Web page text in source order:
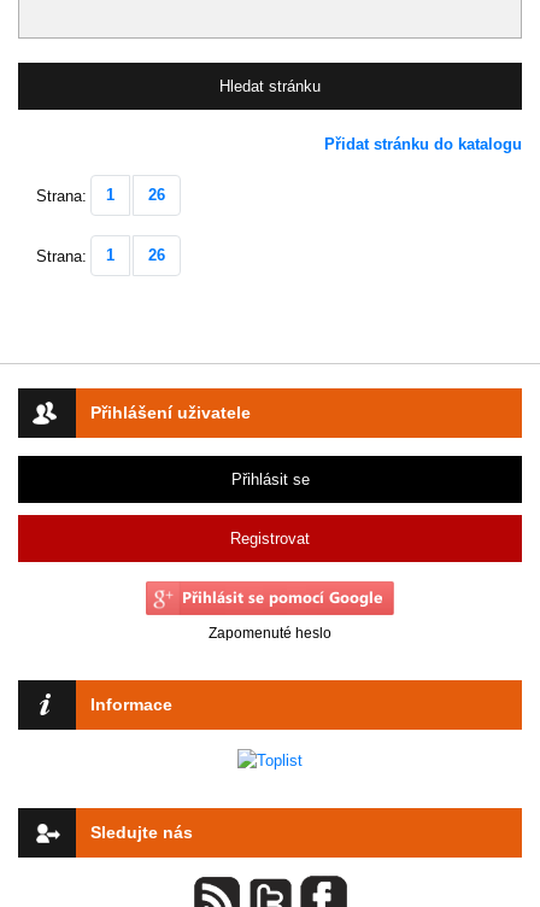
Přihlášení uživatele
Přihlásit se
Registrovat
Zapomenuté heslo
Informace
Sledujte nás
Přidat stránku do katalogu
Strana: 1 26
Strana: 1 26